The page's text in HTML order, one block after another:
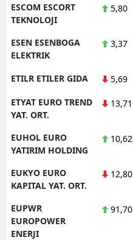
ESCOM ESCORT
TEKNOLOJI
5,80
ESEN ESENBOGA
ELEKTRIK
3,37
ETILR ETILER GIDA 5,69
ETYAT EURO TREND
YAT. ORT.
13,71
EUHOL EURO
YATIRIM HOLDING
10,62
EUKYO EURO
KAPITAL YAT. ORT.
12,80
EUPWR
EUROPOWER
ENERJI
91,70